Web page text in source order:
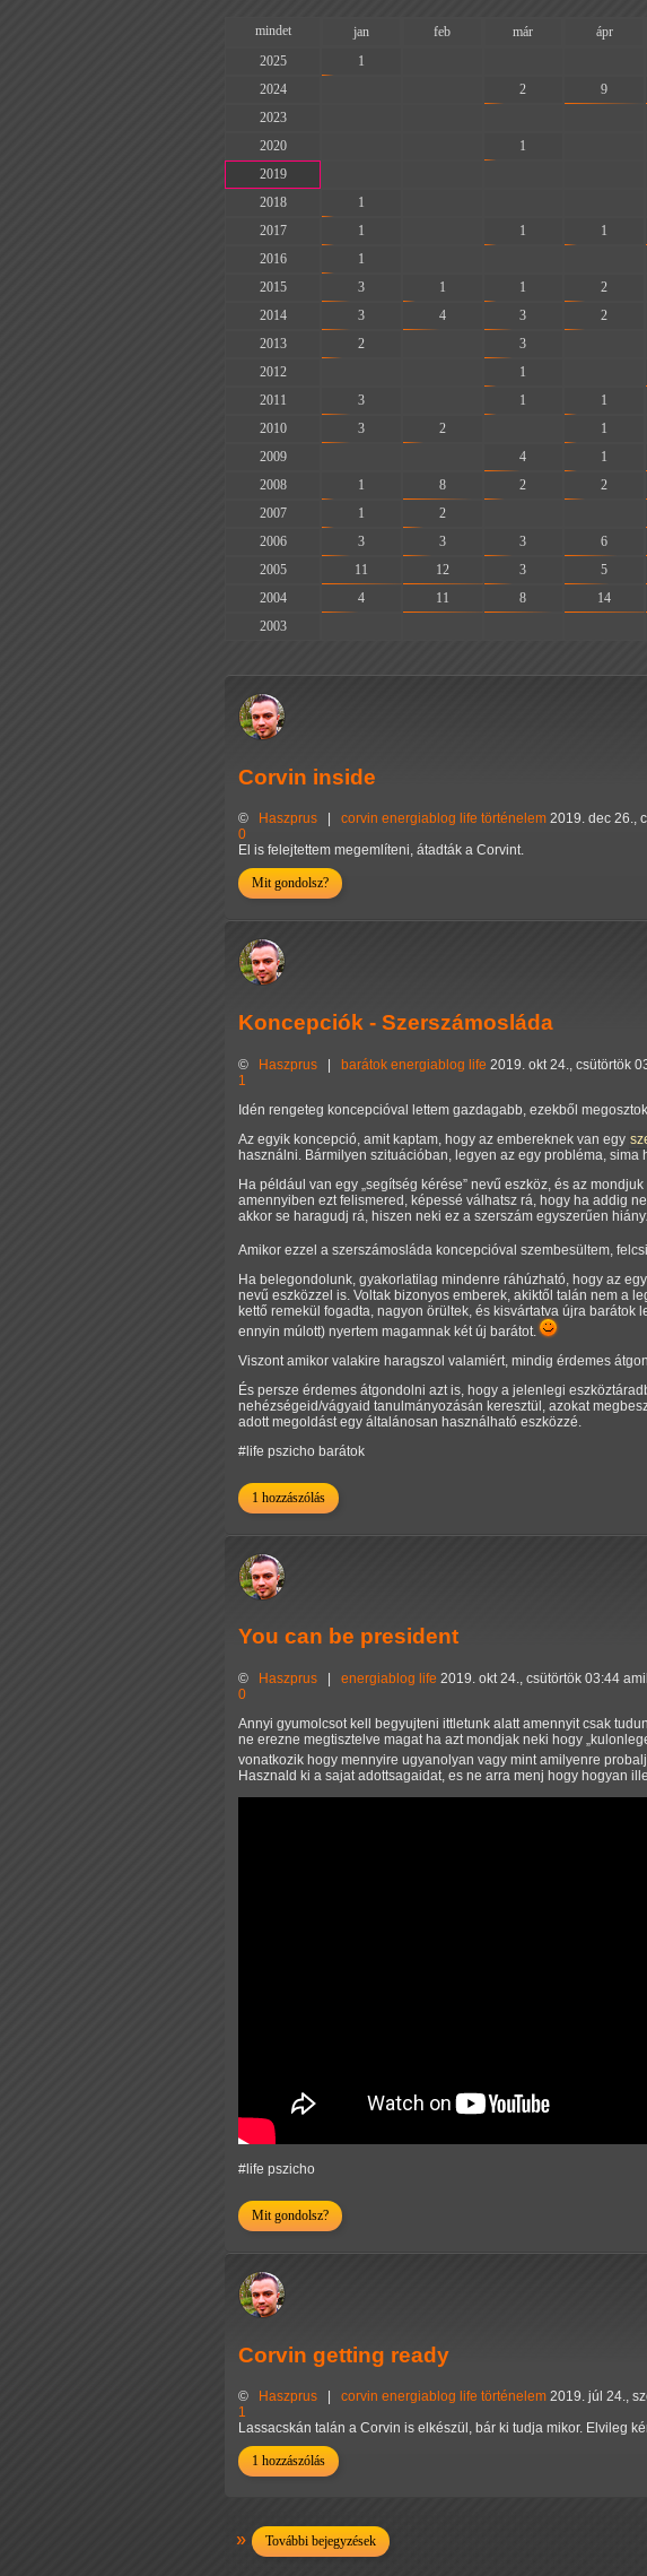
mindet jan feb már ápr
2025
1
2024
2 9
2023
2020
1
2019
2018
1
2017
1 1 1
2016
1
2015
3 1 1 2
2014
3 4 3 2
2013
2 3
2012
1
2011
3 1 1
2010
3 2 1
2009
4 1
2008
1 8 2 2
2007
1 2
2006
3 3 3 6
2005
11 12 3 5
2004
4 11 8 14
2003
Corvin inside
© Haszprus corvin energiablog life történelem 2019. dec 26.,
0
El is felejtettem megemlíteni, átadták a Corvint.
Mit gondolsz?
Koncepciók - Szerszámosláda
© Haszprus | barátok energiablog life 2019. okt 24., csütörtök
1
Idén rengeteg koncepcióval lettem gazdagabb, ezekből
Az egyik koncepció, amit kaptam, hogy az embereknek van egy
használni. Bármilyen szituációban, legyen az egy probléma, sima
Ha például van egy segítség kérése nevű eszköz, és az
amennyiben ezt felismered, képessé válhatsz rá, hogy ha addig
akkor se haragudj rá, hiszen neki ez a szerszám egyszerűen
Amikor ezzel a szerszámosláda koncepcióval szembesültem,
Ha belegondolunk, gyakorlatilag mindenre ráhúzható, hogy az
nevű eszközzel is. Voltak bizonyos emberek, akiktől talán nem a
kettő remekül fogadta, nagyon örültek, és kisvártatva újra
ennyin múlott) nyertem magamnak két új barátot.
Viszont amikor valakire haragszol valamiért, mindig érdemes
És persze érdemes átgondolni azt is, hogy a jelenlegi
nehézségeid/vágyaid tanulmányozásán keresztül, azokat
adott megoldást egy általánosan használható eszközzé.
#life pszicho barátok
1 hozzászólás
You can be president
© Haszprus energiablog life 2019. okt 24., csütörtök 03:44
0
Annyi gyumolcsot kell begyujteni ittletunk alatt amennyit csak
ne erezne megtisztelve magat ha azt mondjak neki hogy
vonatkozik hogy mennyire ugyanolyan vagy mint amilyenre
Hasznald ki a sajat adottsagaidat, es ne arra menj hogy hogyan
#life pszicho
Mit gondolsz?
Corvin getting ready
© Haszprus corvin energiablog life történelem 2019. júl 24.,
1
Lassacskán talán a Corvin is elkészül, bár ki tudja mikor. Elvileg
1 hozzászólás
További bejegyzések